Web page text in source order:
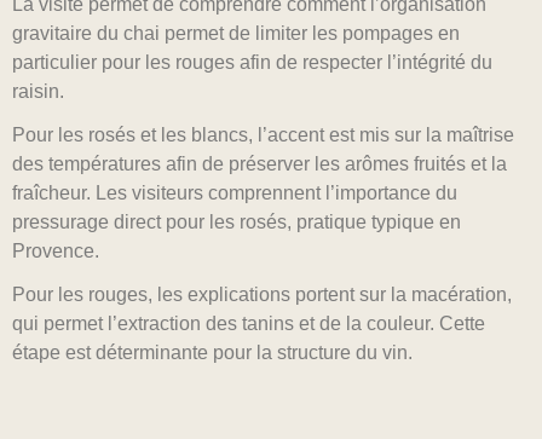
La visite permet de comprendre comment l’organisation
gravitaire du chai permet de limiter les pompages en
particulier pour les rouges afin de respecter l’intégrité du
raisin.
Pour les rosés et les blancs, l’accent est mis sur la maîtrise
des températures afin de préserver les arômes fruités et la
fraîcheur. Les visiteurs comprennent l’importance du
pressurage direct pour les rosés, pratique typique en
Provence.
Pour les rouges, les explications portent sur la macération,
qui permet l’extraction des tanins et de la couleur. Cette
étape est déterminante pour la structure du vin.